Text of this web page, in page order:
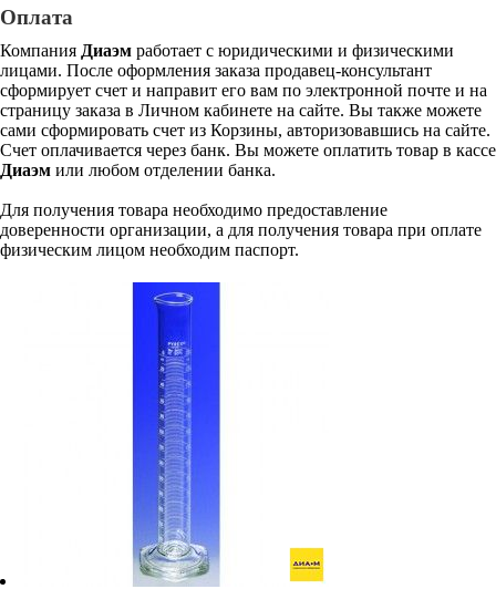
Оплата
Компания Диаэм работает с юридическими и физическими
лицами. После оформления заказа продавец-консультант
сформирует счет и направит его вам по электронной почте и на
страницу заказа в Личном кабинете на сайте. Вы также можете
сами сформировать счет из Корзины, авторизовавшись на сайте.
Счет оплачивается через банк. Вы можете оплатить товар в кассе
Диаэм или любом отделении банка.
Для получения товара необходимо предоставление
доверенности организации, а для получения товара при оплате
физическим лицом необходим паспорт.